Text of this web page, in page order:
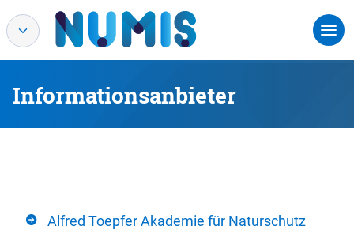
Informationsanbieter
Alfred Toepfer Akademie für Naturschutz